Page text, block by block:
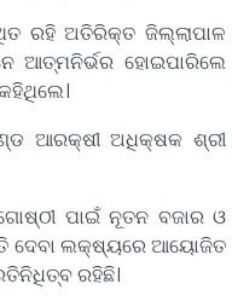
ରହି ଅତିରିକ୍ତ ଜିଲ୍ଲାପାଳ
ଆତ୍ମନିର୍ଭର ହୋଇପାରିଲେ
ଆରକ୍ଷୀ ଅଧିକ୍ଷକ ଶ୍ରୀ
ପାଇଁ ନୂତନ ବଜାର ଓ
ଦେବା ଲକ୍ଷ୍ୟରେ ଆୟୋଜିତ
ରହିଛି।